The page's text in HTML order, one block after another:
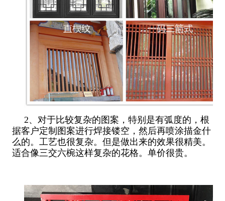
2、对于比较复杂的图案，特别是有弧度的，根
据客户定制图案进行焊接镂空，然后再喷涂描金什
么的。工艺也很复杂。但是做出来的效果很精美。
适合像三交六椀这样复杂的花格。单价很贵。